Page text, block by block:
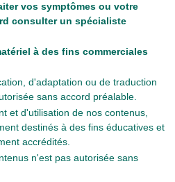
vos symptômes ou votre
consulter un spécialiste
à des fins commerciales
d'adaptation ou de traduction
sans accord préalable.
et d'utilisation de nos contenus,
destinés à des fins éducatives et
accrédités.
n'est pas autorisée sans